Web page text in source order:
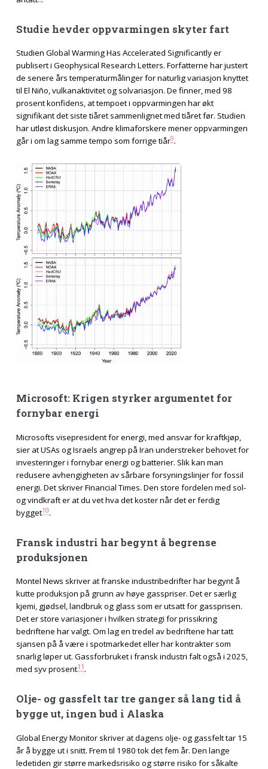
Studie hevder oppvarmingen skyter fart
Studien Global Warming Has Accelerated Significantly er
publisert i Geophysical Research Letters. Forfatterne har justert
de senere års temperaturmålinger for naturlig variasjon knyttet
til El Niño, vulkanaktivitet og solvariasjon. De finner, med 98
prosent konfidens, at tempoet i oppvarmingen har økt
signifikant det siste tiåret sammenlignet med tiåret før. Studien
har utløst diskusjon. Andre klimaforskere mener oppvarmingen
går i om lag samme tempo som forrige tiår9.
Microsoft: Krigen styrker argumentet for
fornybar energi
Microsofts visepresident for energi, med ansvar for kraftkjøp,
sier at USAs og Israels angrep på Iran understreker behovet for
investeringer i fornybar energi og batterier. Slik kan man
redusere avhengigheten av sårbare forsyningslinjer for fossil
energi. Det skriver Financial Times. Den store fordelen med sol-
og vindkraft er at du vet hva det koster når det er ferdig
bygget10.
Fransk industri har begynt å begrense
produksjonen
Montel News skriver at franske industribedrifter har begynt å
kutte produksjon på grunn av høye gasspriser. Det er særlig
kjemi, gjødsel, landbruk og glass som er utsatt for gassprisen.
Det er store variasjoner i hvilken strategi for prissikring
bedriftene har valgt. Om lag en tredel av bedriftene har tatt
sjansen på å være i spotmarkedet eller har kontrakter som
snarlig løper ut. Gassforbruket i fransk industri falt også i 2025,
med syv prosent11.
Olje- og gassfelt tar tre ganger så lang tid å
bygge ut, ingen bud i Alaska
Global Energy Monitor skriver at dagens olje- og gassfelt tar 15
år å bygge ut i snitt. Frem til 1980 tok det fem år. Den lange
ledetiden gir større markedsrisiko og større risiko for såkalte